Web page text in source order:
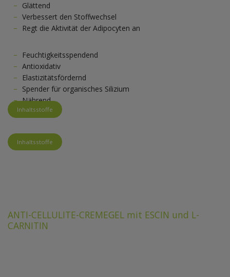
Glättend
Verbessert den Stoffwechsel
Regt die Aktivität der Adipocyten an
Feuchtigkeitsspendend
Antioxidativ
Elastizitätsfördernd
Spender für organisches Silizium
Nährend
Inhaltsstoffe
Inhaltsstoffe
ANTI-CELLULITE-CREMEGEL mit ESCIN und L-
CARNITIN